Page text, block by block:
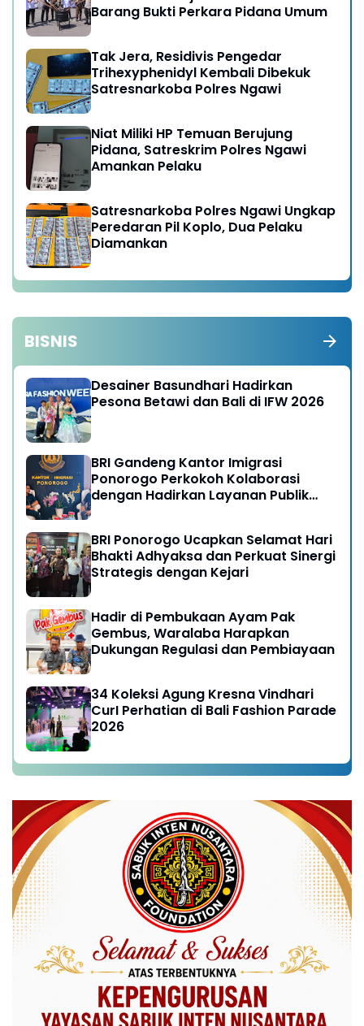
Barang Bukti Perkara Pidana Umum
Tak Jera, Residivis Pengedar
Trihexyphenidyl Kembali Dibekuk
Satresnarkoba Polres Ngawi
Niat Miliki HP Temuan Berujung
Pidana, Satreskrim Polres Ngawi
Amankan Pelaku
Satresnarkoba Polres Ngawi Ungkap
Peredaran Pil Koplo, Dua Pelaku
Diamankan
BISNIS
Desainer Basundhari Hadirkan
Pesona Betawi dan Bali di IFW 2026
BRI Gandeng Kantor Imigrasi
Ponorogo Perkokoh Kolaborasi
dengan Hadirkan Layanan Publik
BRI Ponorogo Ucapkan Selamat Hari
Bhakti Adhyaksa dan Perkuat Sinergi
Strategis dengan Kejari
Hadir di Pembukaan Ayam Pak
Gembus, Waralaba Harapkan
Dukungan Regulasi dan Pembiayaan
34 Koleksi Agung Kresna Vindhari
CurI Perhatian di Bali Fashion Parade
2026